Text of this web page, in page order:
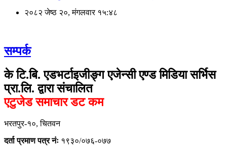
२०८२ जेष्ठ २०, मंगलवार १५:४८
सम्पर्क
के टि.बि. एडभर्टाइजीङ्ग एजेन्सी एण्ड मिडिया सर्भिस
प्रा.लि. द्वारा संचालित
एटुजेड समाचार डट कम
भरतपुर-१०, चितवन
दर्ता प्रमाण पत्र नंः १९३०/०७६-०७७